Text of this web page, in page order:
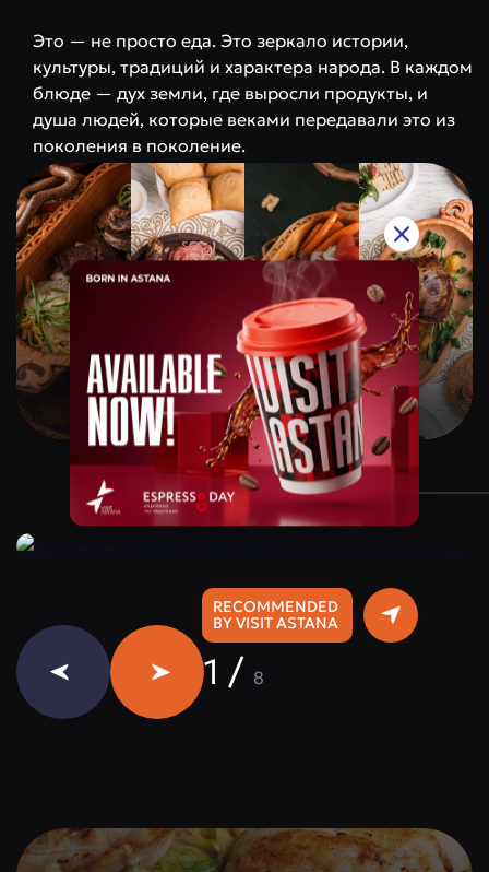
Это — не просто еда. Это зеркало истории,
культуры, традиций и характера народа. В каждом
блюде — дух земли, где выросли продукты, и
душа людей, которые веками передавали это из
поколения в поколение.
RECOMMENDED
BY VISIT ASTANA
Qazaq Gourmet
Ценовая категория $$$$$
Instagram:@qazaq.gourmet
1 / 8